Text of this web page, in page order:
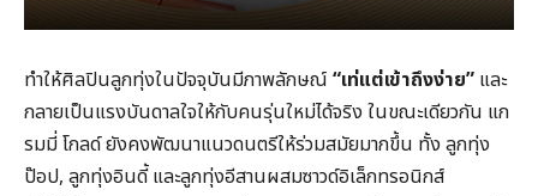
ทำให้ศิลปินลูกทุ่งในปัจจุบันมีภาพลักษณ์ “เท่แต่เข้าถึงง่าย” และ
กลายเป็นแรงบันดาลใจให้กับคนรุ่นใหม่ได้จริง ในขณะเดียวกัน แก
รมมี่ โกลด์ ยังคงพัฒนาแนวดนตรีให้ร่วมสมัยมากขึ้น ทั้ง ลูกทุ่ง
ป๊อป, ลูกทุ่งอินดี้ และลูกทุ่งอีสานผสมซาวด์อิเล็กทรอนิกส์